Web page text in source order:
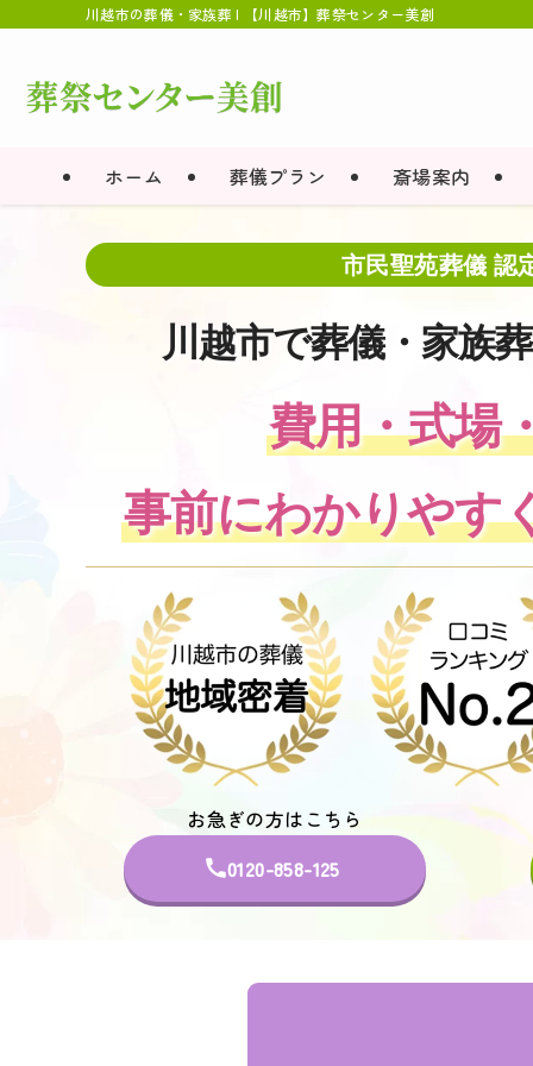
川越市の葬儀・家族葬 | 【川越市】葬祭センター美創
ホーム 葬儀プラン 斎場案内
市民聖苑葬儀 認
川越市で葬儀・家族
費用・式場
事前にわかりやす
お急ぎの方はこちら
0120-858-125
市民聖苑葬儀 認
川越市で葬儀・家族
費用・式場
事前にわかりやす
お急ぎの方はこちら
0120-858-125
市民聖苑葬儀 認
川越市で葬儀・家族
費用・式場
事前にわかりやす
お急ぎの方はこちら
0120-858-125
市民聖苑葬儀 認
川越市で葬儀・家族
費用・式場
事前にわかりやす
お急ぎの方はこちら
0120-858-125
市民聖苑葬儀 認
川越市で葬儀・家族
費用・式場
事前にわかりやす
お急ぎの方はこちら
0120-858-125